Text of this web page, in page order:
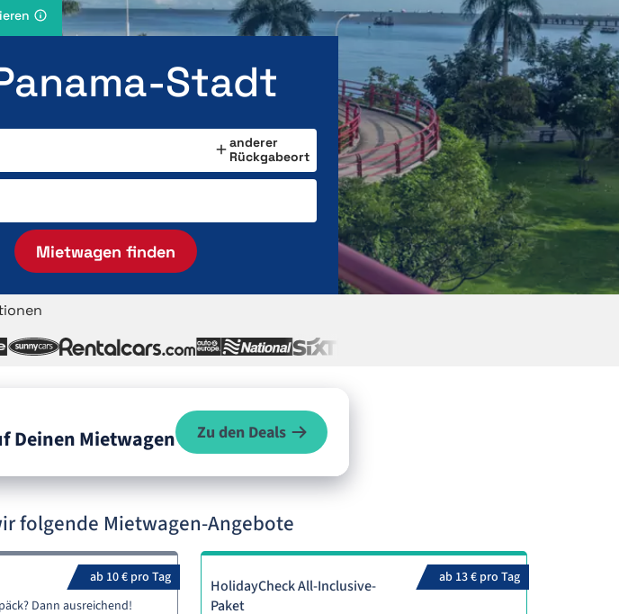
Stadt
anderer
Rückgabeort
Mietwagen finden
Deinen Mietwagen Zu den Deals
folgende Mietwagen-Angebote
ab 10 € pro Tag
Dann ausreichend!
ab 13 € pro Tag
HolidayCheck All-Inclusive-
Paket